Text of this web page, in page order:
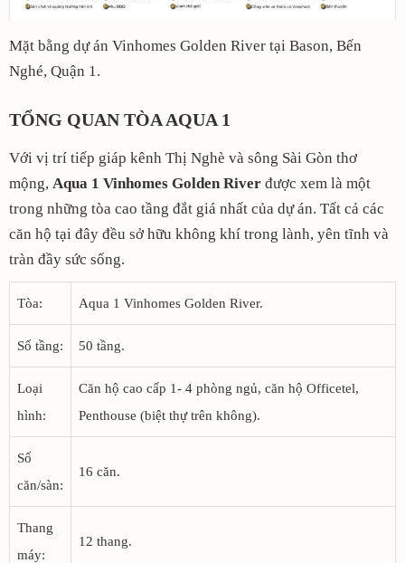
Mặt bằng dự án Vinhomes Golden River tại Bason, Bến
Nghé, Quận 1.
TỔNG QUAN TÒA AQUA 1
Với vị trí tiếp giáp kênh Thị Nghè và sông Sài Gòn thơ
mộng, Aqua 1 Vinhomes Golden River được xem là một
trong những tòa cao tầng đắt giá nhất của dự án. Tất cả các
căn hộ tại đây đều sở hữu không khí trong lành, yên tĩnh và
tràn đầy sức sống.
Tòa: Aqua 1 Vinhomes Golden River.
Số tầng: 50 tầng.
Loại
hình:
Căn hộ cao cấp 1- 4 phòng ngủ, căn hộ Officetel,
Penthouse (biệt thự trên không).
Số
căn/sàn:
16 căn.
Thang
máy:
12 thang.